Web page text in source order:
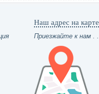
Наш адрес на карте
Приезжайте к нам .